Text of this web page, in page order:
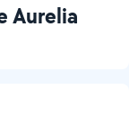
Aurelia